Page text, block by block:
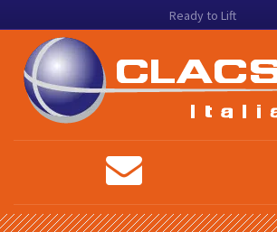
Ready to Lift